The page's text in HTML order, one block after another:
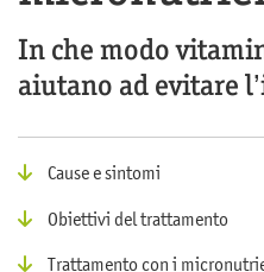
In che modo
aiutano ad evitare
Cause e sintomi
Obiettivi del trattamento
Trattamento con i